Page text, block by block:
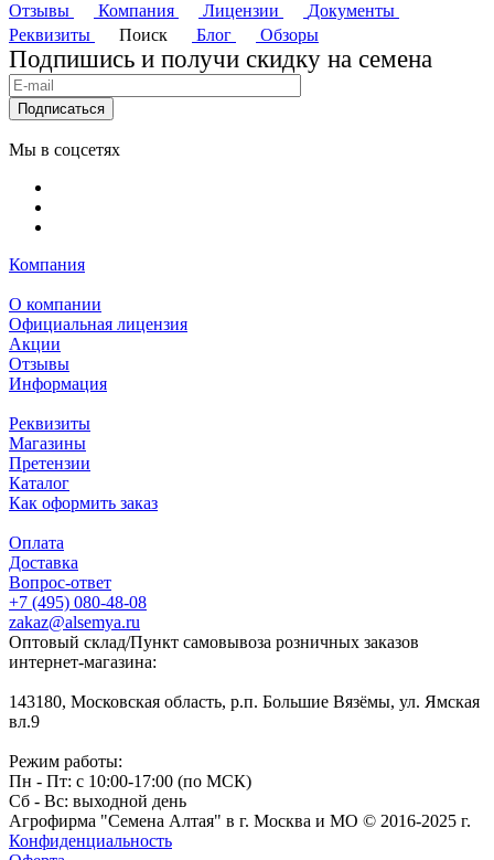
Отзывы
Компания Лицензии
Документы
Реквизиты
Поиск Блог Обзоры
Подпишись и получи скидку на семена
Подписаться
Мы в соцсетях
Компания
О компании
Официальная лицензия
Акции
Отзывы
Информация
Реквизиты
Магазины
Претензии
Каталог
Как оформить заказ
Оплата
Доставка
Вопрос-ответ
+7 (495) 080-48-08
zakaz@alsemya.ru
Оптовый склад/Пункт самовывоза розничных заказов
интернет-магазина:
143180, Московская область, р.п. Большие Вязёмы, ул. Ямская
вл.9
Режим работы:
Пн - Пт: с 10:00-17:00 (по МСК)
Сб - Вс: выходной день
Агрофирма "Семена Алтая" в г. Москва и МО © 2016-2025 г.
Конфиденциальность